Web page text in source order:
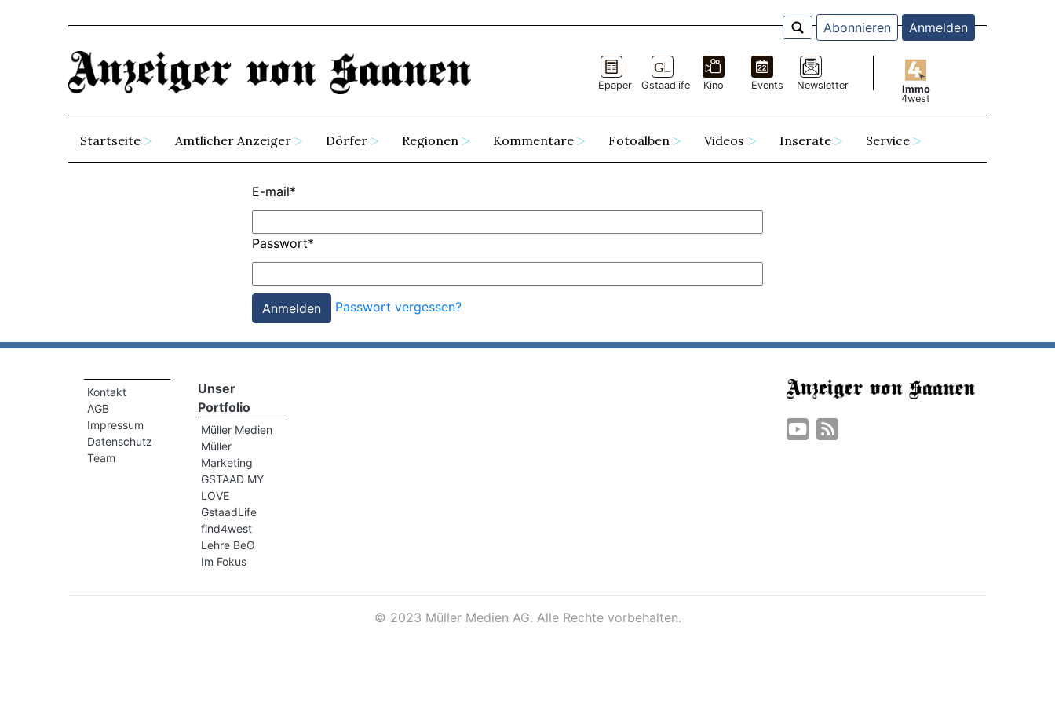
Abonnieren Anmelden
Epaper Gstaadlife Kino Events Newsletter
Immo
4west
Startseite Amtlicher Anzeiger Dörfer Regionen Kommentare Fotoalben Videos Inserate Service
E-mail*
Passwort*
Passwort vergessen?
Kontakt
AGB
Impressum
Datenschutz
Team
Unser
Portfolio
Müller Medien
Müller
Marketing
GSTAAD MY
LOVE
GstaadLife
find4west
Lehre BeO
Im Fokus
© 2023 Müller Medien AG. Alle Rechte vorbehalten.